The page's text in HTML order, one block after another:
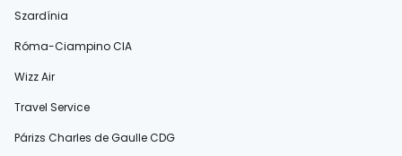
Szardínia
Róma-Ciampino CIA
Wizz Air
Travel Service
Párizs Charles de Gaulle CDG